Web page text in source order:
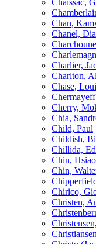
Chan,
Chanel,
Charlier,
Charlton,
Chase,
Cherry,
Chia,
Child, Paul
Childish,
Chillida,
Chin, Hsiao
Chin,
Chirico,
Christen,